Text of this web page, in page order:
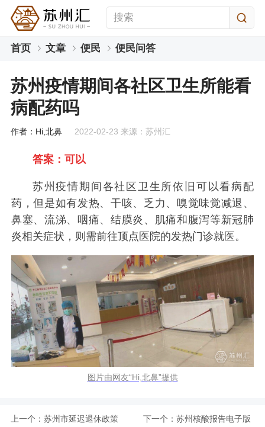
首页 文章 便民 便民问答
苏州疫情期间各社区卫生所能看
病配药吗
作者：Hi,北鼻 2022-02-23 来源：苏州汇
答案：可以
苏州疫情期间各社区卫生所依旧可以看病配
药，但是如有发热、干咳、乏力、嗅觉味觉减退、
鼻塞、流涕、咽痛、结膜炎、肌痛和腹泻等新冠肺
炎相关症状，则需前往顶点医院的发热门诊就医。
图片由网友“Hi,北鼻”提供
上一个： 苏州市延迟退休政策 下一个： 苏州核酸报告电子版